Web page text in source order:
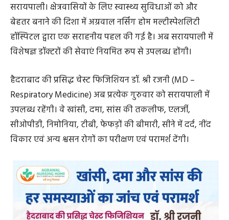
सरायपाली। क्षेत्रवासियों के लिए स्वास्थ्य सुविधाओं को और
बेहतर बनाने की दिशा में अग्रवाल नर्सिंग होम मल्टीस्पेशलिटी
हॉस्पिटल द्वारा एक सराहनीय पहल की गई है। अब सरायपाली में
विशेषज्ञ डॉक्टरों की सेवाएं नियमित रूप से उपलब्ध होंगी।
हैदराबाद की प्रसिद्ध चेस्ट फिजिशियन डॉ. श्री रजनी (MD –
Respiratory Medicine) अब प्रत्येक गुरुवार को सरायपाली में
उपलब्ध रहेंगी। वे खांसी, दमा, सांस की तकलीफ, एलर्जी,
सीओपीडी, निमोनिया, टीबी, फेफड़ों की बीमारी, सीने में दर्द, नींद
विकार एवं अन्य श्वसन रोगों का परीक्षण एवं परामर्श देंगी।